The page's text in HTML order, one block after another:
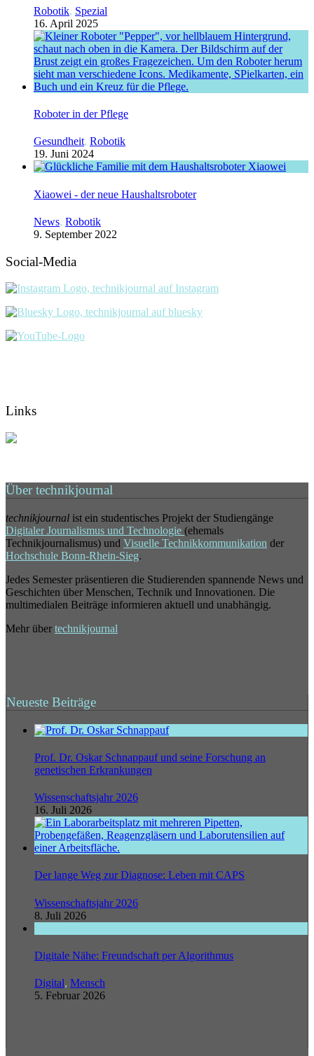
Robotik, Spezial
16. April 2025
Roboter in der Pflege
Gesundheit, Robotik
19. Juni 2024
Xiaowei - der neue Haushaltsroboter
News, Robotik
9. September 2022
Social-Media
Links
Über technikjournal
technikjournal ist ein studentisches Projekt der Studiengänge
Digitaler Journalismus und Technologie (ehemals
Technikjournalismus) und Visuelle Technikkommunikation der
Hochschule Bonn-Rhein-Sieg.
Jedes Semester präsentieren die Studierenden spannende News und
Geschichten über Menschen, Technik und Innovationen. Die
multimedialen Beiträge informieren aktuell und unabhängig.
Mehr über technikjournal
Neueste Beiträge
Prof. Dr. Oskar Schnappauf und seine Forschung an
genetischen Erkrankungen
Wissenschaftsjahr 2026
16. Juli 2026
Der lange Weg zur Diagnose: Leben mit CAPS
Wissenschaftsjahr 2026
8. Juli 2026
Digitale Nähe: Freundschaft per Algorithmus
Digital, Mensch
5. Februar 2026